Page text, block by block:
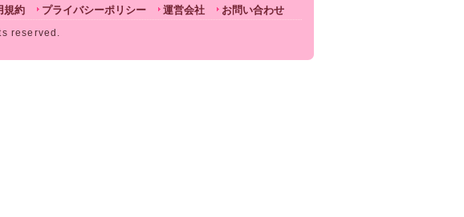
規約 プライバシーポリシー 運営会社 お問い合わせ
reserved.